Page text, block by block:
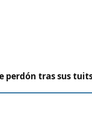
perdón tras sus